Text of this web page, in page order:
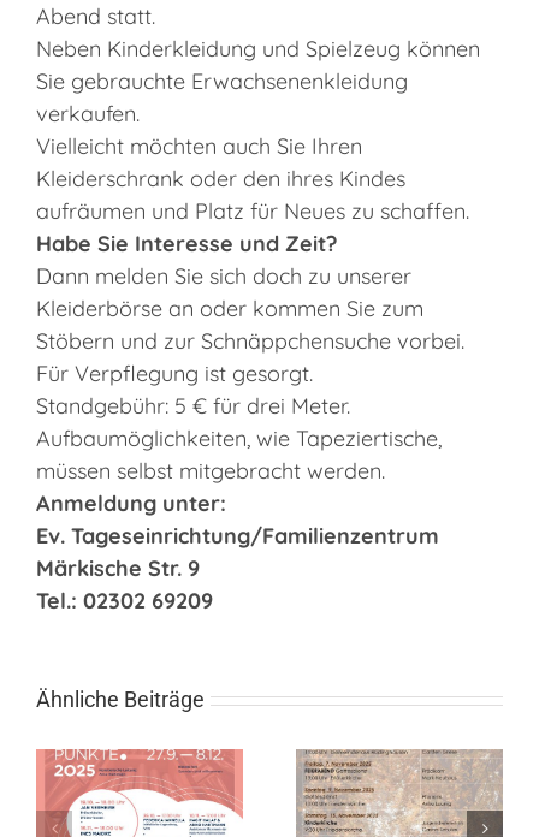
Abend statt.
Neben Kinderkleidung und Spielzeug können
Sie gebrauchte Erwachsenenkleidung
verkaufen.
Vielleicht möchten auch Sie Ihren
Kleiderschrank oder den ihres Kindes
aufräumen und Platz für Neues zu schaffen.
Habe Sie Interesse und Zeit?
Dann melden Sie sich doch zu unserer
Kleiderbörse an oder kommen Sie zum
Stöbern und zur Schnäppchensuche vorbei.
Für Verpflegung ist gesorgt.
Standgebühr: 5 € für drei Meter.
Aufbaumöglichkeiten, wie Tapeziertische,
müssen selbst mitgebracht werden.
Anmeldung unter:
Ev. Tageseinrichtung/Familienzentrum
Märkische Str. 9
Tel.: 02302 69209
Ähnliche Beiträge